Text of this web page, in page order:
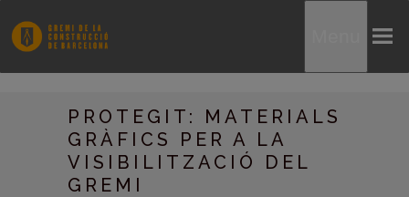
PROTEGIT: MATERIALS
GRÀFICS PER A LA
VISIBILITZACIÓ DEL
GREMI